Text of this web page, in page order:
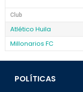
Club
Atlético Huila
Millonarios FC
POLÍTICAS